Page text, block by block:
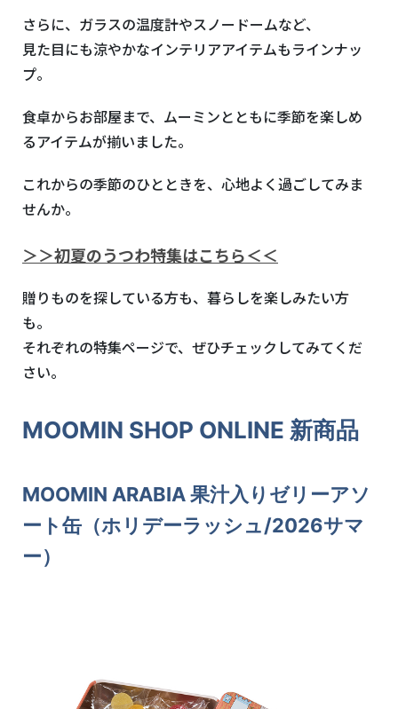
さらに、ガラスの温度計やスノードームなど、
見た目にも涼やかなインテリアアイテムもラインナッ
プ。
食卓からお部屋まで、ムーミンとともに季節を楽しめ
るアイテムが揃いました。
これからの季節のひとときを、心地よく過ごしてみま
せんか。
＞＞初夏のうつわ特集はこちら＜＜
贈りものを探している方も、暮らしを楽しみたい方
も。
それぞれの特集ページで、ぜひチェックしてみてくだ
さい。
MOOMIN SHOP ONLINE 新商品
MOOMIN ARABIA 果汁入りゼリーアソ
ート缶（ホリデーラッシュ/2026サマ
ー）